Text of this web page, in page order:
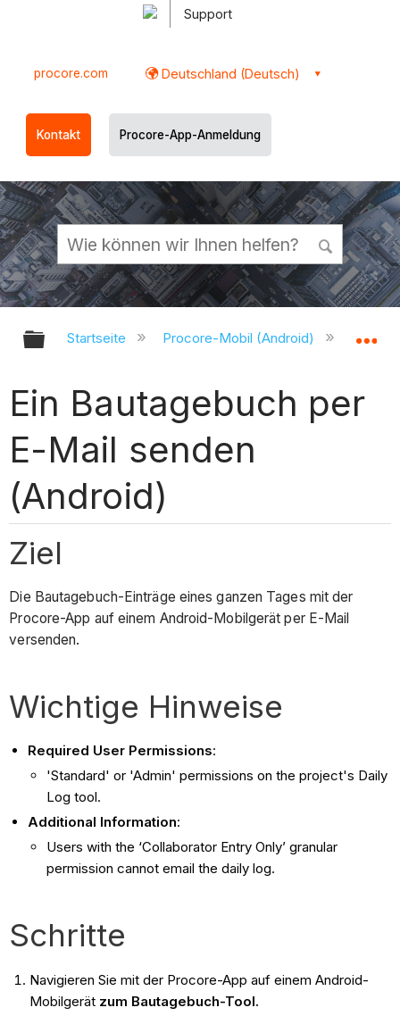
Support
procore.com Deutschland (Deutsch)
Kontakt Procore-App-Anmeldung
Globale Hierarchie auf- und
Startseite Procore-Mobil (Android)
Ein Bautagebuch per
E-Mail senden
(Android)
Ziel
Die Bautagebuch-Einträge eines ganzen Tages mit der
Procore-App auf einem Android-Mobilgerät per E-Mail
versenden.
Wichtige Hinweise
Required User Permissions:
'Standard' or 'Admin' permissions on the project's Daily
Log tool.
Additional Information:
Users with the ‘Collaborator Entry Only’ granular
permission cannot email the daily log.
Schritte
Navigieren Sie mit der Procore-App auf einem Android-
Mobilgerät zum Bautagebuch-Tool.